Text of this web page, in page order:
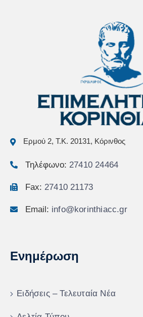
Ερμού 2, Τ.Κ. 20131, Κόρινθος
Τηλέφωνο: 27410 24464
Fax: 27410 21173
Email: info@korinthiacc.gr
Ενημέρωση
Ειδήσεις – Τελευταία Νέα